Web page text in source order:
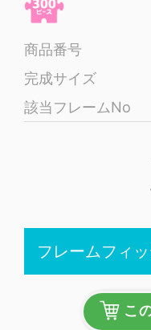
商品番号
完成サイズ
該当フレームNo
フレームフィ
こ